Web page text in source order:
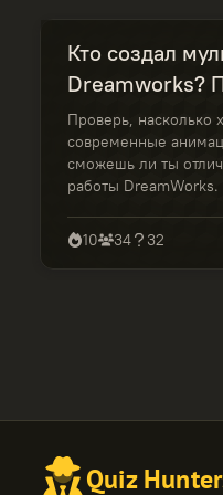
Кто создал
Dreamworks?
Проверь, насколько
современные
сможешь ли ты
работы
правильный ответ.
10 34 32
Quiz